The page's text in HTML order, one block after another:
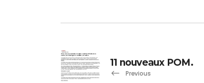
11 nouveaux POM.
Previous